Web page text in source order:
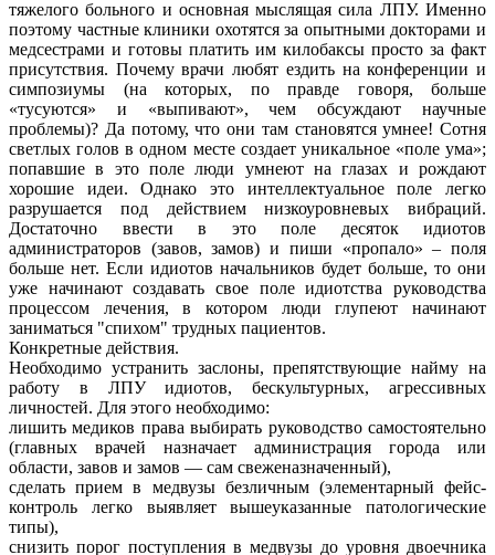
тяжелого больного и основная мыслящая сила ЛПУ. Именно
поэтому частные клиники охотятся за опытными докторами и
медсестрами и готовы платить им килобаксы просто за факт
присутствия. Почему врачи любят ездить на конференции и
симпозиумы (на которых, по правде говоря, больше
«тусуются» и «выпивают», чем обсуждают научные
проблемы)? Да потому, что они там становятся умнее! Сотня
светлых голов в одном месте создает уникальное «поле ума»;
попавшие в это поле люди умнеют на глазах и рождают
хорошие идеи. Однако это интеллектуальное поле легко
разрушается под действием низкоуровневых вибраций.
Достаточно ввести в это поле десяток идиотов
администраторов (завов, замов) и пиши «пропало» – поля
больше нет. Если идиотов начальников будет больше, то они
уже начинают создавать свое поле идиотства руководства
процессом лечения, в котором люди глупеют начинают
заниматься "спихом" трудных пациентов.
Конкретные действия.
Необходимо устранить заслоны, препятствующие найму на
работу в ЛПУ идиотов, бескультурных, агрессивных
личностей. Для этого необходимо:
лишить медиков права выбирать руководство самостоятельно
(главных врачей назначает администрация города или
области, завов и замов — сам свеженазначенный),
сделать прием в медвузы безличным (элементарный фейс-
контроль легко выявляет вышеуказанные патологические
типы),
снизить порог поступления в медвузы до уровня двоечника